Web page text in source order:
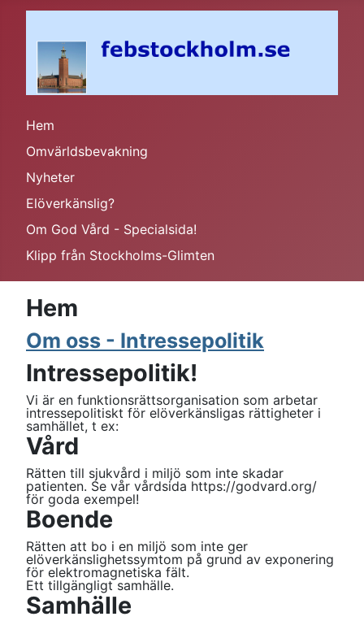
Hem
Omvärldsbevakning
Nyheter
Elöverkänslig?
Om God Vård - Specialsida!
Klipp från Stockholms-Glimten
Hem
Om oss - Intressepolitik
Intressepolitik!
Vi är en funktionsrättsorganisation som arbetar
intressepolitiskt för elöverkänsligas rättigheter i
samhället, t ex:
Vård
Rätten till sjukvård i miljö som inte skadar
patienten. Se vår vårdsida https://godvard.org/
för goda exempel!
Boende
Rätten att bo i en miljö som inte ger
elöverkänslighetssymtom på grund av exponering
för elektromagnetiska fält.
Ett tillgängligt samhälle.
Samhälle